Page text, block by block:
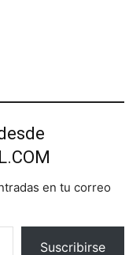
en tu correo
Suscribirse